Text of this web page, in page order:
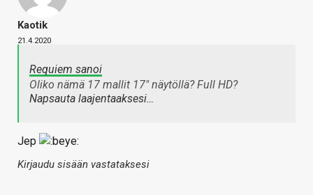
Kaotik
21.4.2020
Requiem sanoi
Oliko nämä 17 mallit 17" näytöllä? Full HD?
Napsauta laajentaaksesi…
Jep
Kirjaudu sisään vastataksesi